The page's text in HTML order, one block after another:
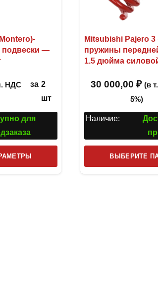
подвески —
НДС
за 2
шт
для
товар
Mitsubishi Pajero 3
пружины
1.5 дюйма
30 000,00 ₽ (в
5%)
Наличие:
ВЫБЕРИТЕ